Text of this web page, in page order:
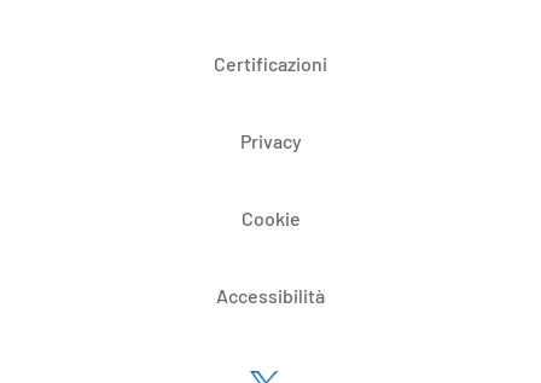
Certificazioni
Privacy
Cookie
Accessibilità